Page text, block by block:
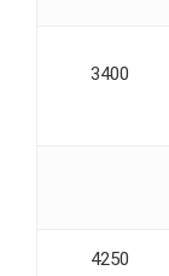
3400
4250